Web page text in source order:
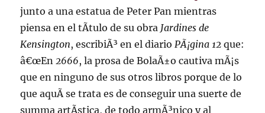
junto a una estatua de Peter Pan mientras
piensa en el tÃ­tulo de su obra Jardines de
Kensington, escribiÃ³ en el diarioPÃ¡gina 12 que:
â€œEn2666, la prosa de BolaÃ±o cautiva mÃ¡s
que en ninguno de sus otros libros porque de lo
que aquÃ­ se trata es de conseguir una suerte de
summa artÃ­stica, de todo armÃ³nico y al